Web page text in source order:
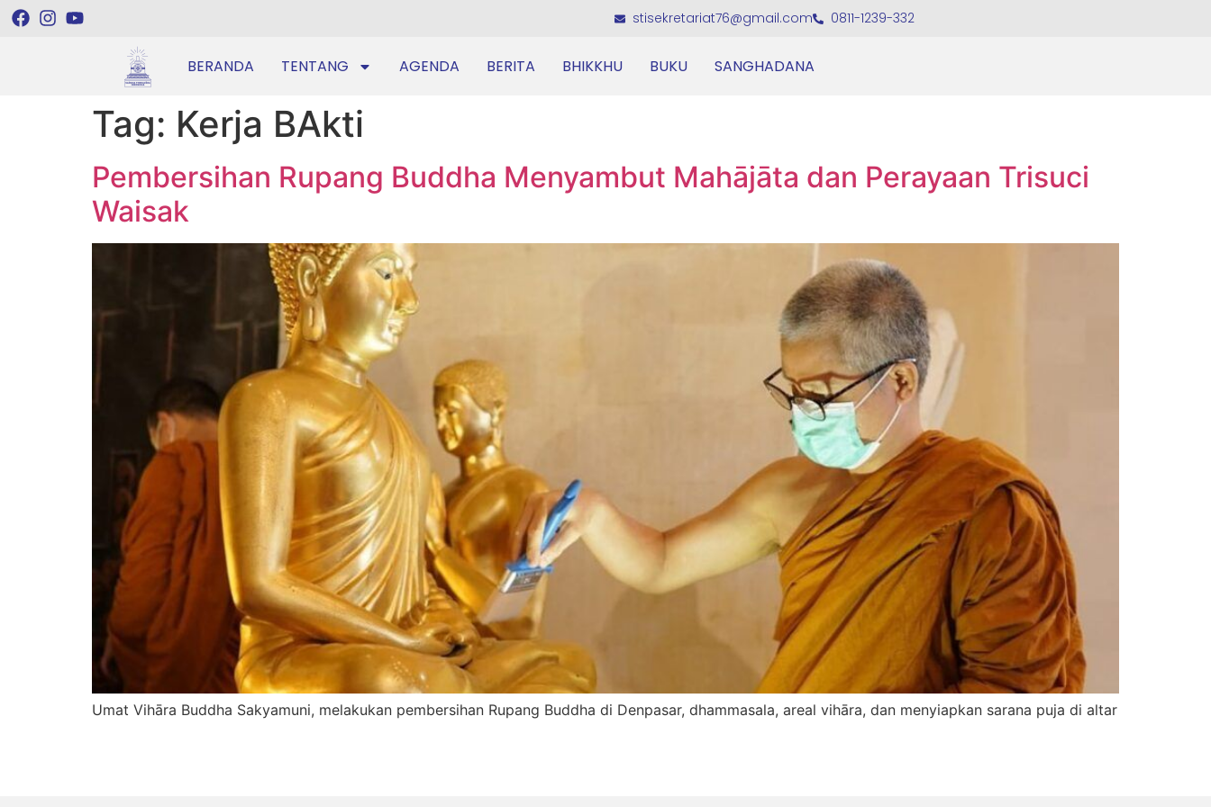
stisekretariat76@gmail.com 0811-1239-332
BERANDA TENTANG AGENDA BERITA BHIKKHU BUKU SANGHADANA
Tag: Kerja BAkti
Pembersihan Rupang Buddha Menyambut Mahājāta dan Perayaan Trisuci
Waisak
Umat Vihāra Buddha Sakyamuni, melakukan pembersihan Rupang Buddha di Denpasar, dhammasala, areal vihāra, dan menyiapkan sarana puja di altar